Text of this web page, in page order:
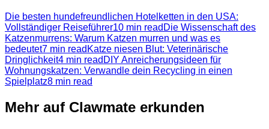
Die besten hundefreundlichen Hotelketten in den USA:
Vollständiger Reiseführer10 min read Die Wissenschaft des
Katzenmurrens: Warum Katzen murren und was es
bedeutet7 min read Katze niesen Blut: Veterinärische
Dringlichkeit4 min read DIY Anreicherungsideen für
Wohnungskatzen: Verwandle dein Recycling in einen
Spielplatz8 min read
Mehr auf Clawmate erkunden